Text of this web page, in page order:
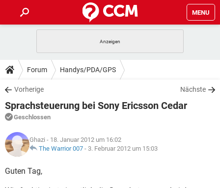
MENU
ANDROID IOS
WINDOWS 10
WHATSAPP TIKTOK
FACEBOOK
TIPPS & TRICKS
SPIELE STREAMING
WINDOWS 10
WHATSAPP
FACEBOOK HARDWARE
DOWNLOADS
SPIELE STREAMING
ANDROID
WINDOWS 10 INSTAGRAM
WHATSAPP
FACEBOOK
FORUM
SPIELE
ANDROID IOS
LEXIKON
SPIELE
ANDROID
Forum Handys/PDA/GPS
Vorherige Nächste
Sprachsteuerung bei Sony Ericsson Cedar
Geschlossen
Ghazi - 18. Januar 2012 um 16:02
The Warrior 007 - 3. Februar 2012 um 15:03
Guten Tag,